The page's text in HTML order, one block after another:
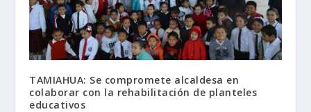
TAMIAHUA: Se compromete alcaldesa en
colaborar con la rehabilitación de planteles
educativos